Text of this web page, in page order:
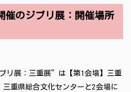
催のジブリ展：開催場所
リ展：三重展”は【第1会場】三重
重県総合文化センターと2会場に